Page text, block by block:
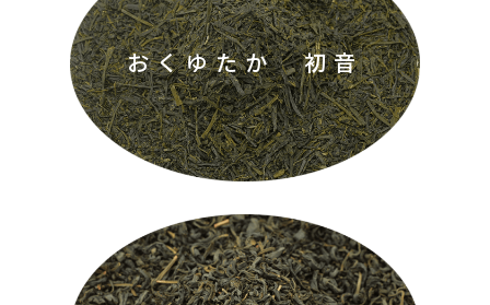
おくゆたか 初音